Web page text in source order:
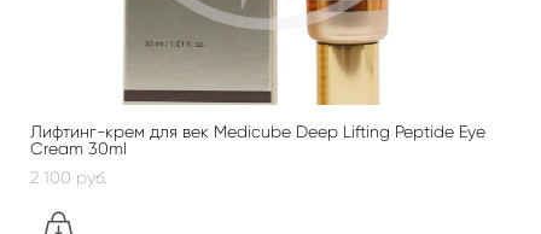
Лифтинг-крем для век Medicube Deep Lifting Peptide Eye
Cream 30ml
2 100 pуб.